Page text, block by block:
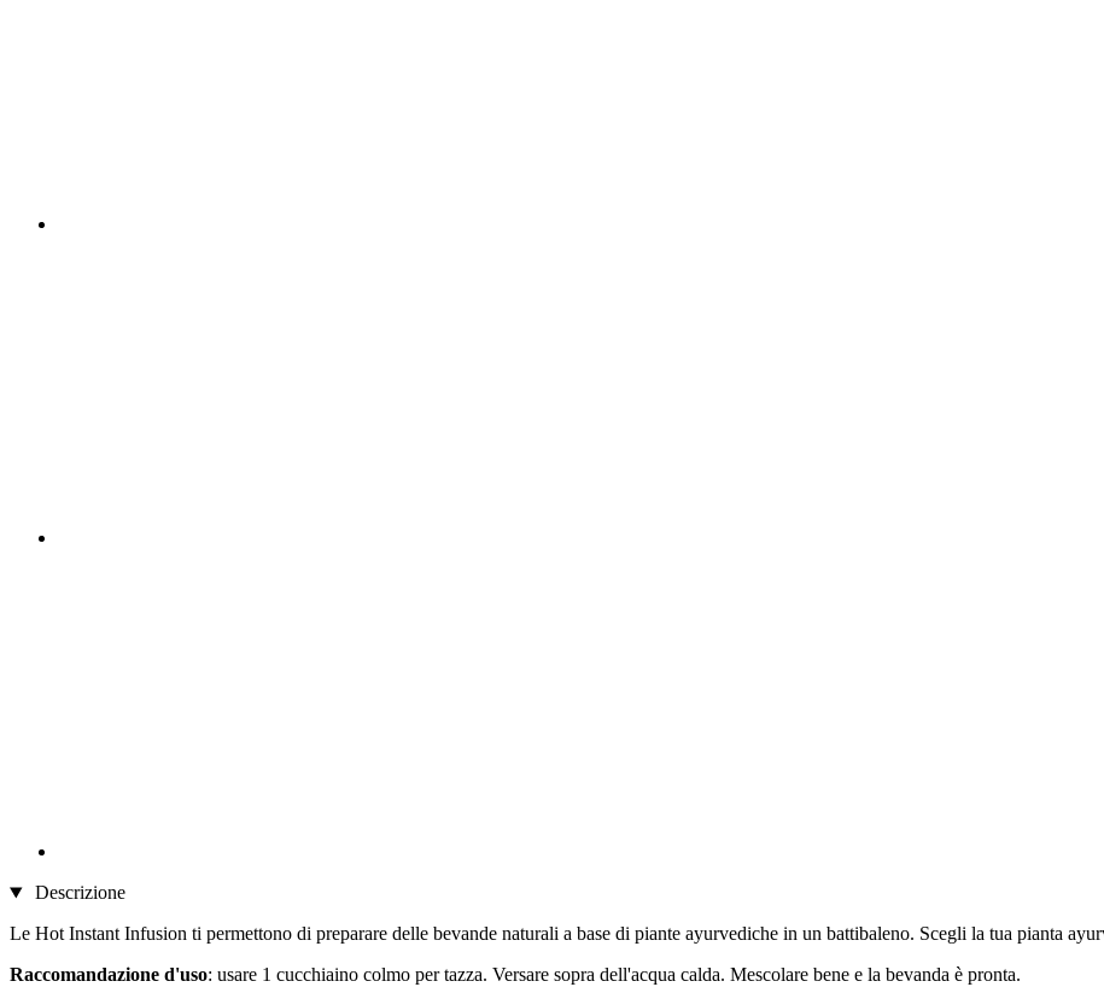
Descrizione
Le Hot Instant Infusion ti permettono di preparare delle bevande naturali a base di piante ayurvediche in un battibaleno. Scegli la tua pianta
Raccomandazione d'uso: usare 1 cucchiaino colmo per tazza. Versare sopra dell'acqua calda. Mescolare bene e la bevanda è pronta.